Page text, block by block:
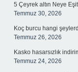
5 Çeyrek altın Neye
Temmuz 30, 2026
Koç burcu hangi
Temmuz 26, 2026
Kasko hasarsızlık
Temmuz 24, 2026